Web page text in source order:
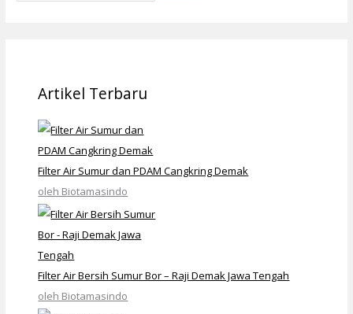
Artikel Terbaru
Filter Air Sumur dan PDAM Cangkring Demak
oleh Biotamasindo
Filter Air Bersih Sumur Bor – Raji Demak Jawa Tengah
oleh Biotamasindo